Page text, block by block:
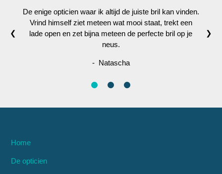
De enige opticien waar ik altijd de juiste bril kan vinden.
Vrind himself ziet meteen wat mooi staat, trekt een
lade open en zet bijna meteen de perfecte bril op je
neus.
- Natascha
❮ ❯
Home
De opticien